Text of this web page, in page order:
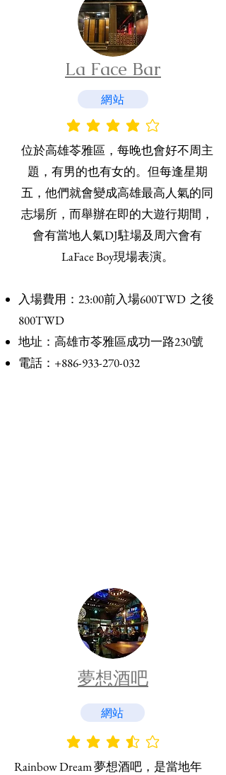
La Face Bar
網站
平均評等為 4 ，滿分 5 分
位於高雄苓雅區，每晚也會好不周主
題，有男的也有女的。但每逢星期
五，他們就會變成高雄最高人氣的同
志場所，而舉辦在即的大遊行期間，
會有當地人氣DJ駐場及周六會有
LaFace Boy現場表演。
​入場費用：23:00前入場600TWD 之後
800TWD
地址：高雄市苓雅區成功一路230號
電話：+886-933-270-032
夢想酒吧
網站
平均評等為 3.5 ，滿分 5 分
Rainbow Dream 夢想酒吧，是當地年